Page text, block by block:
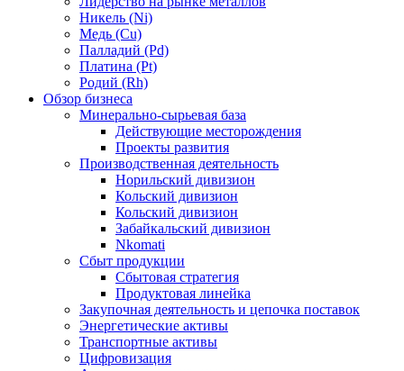
Никель (Ni)
Медь (Cu)
Палладий (Pd)
Платина (Pt)
Родий (Rh)
Обзор бизнеса
Минерально-сырьевая база
Действующие месторождения
Проекты развития
Производственная деятельность
Норильский дивизион
Кольский дивизион
Кольский дивизион
Забайкальский дивизион
Nkomati
Сбыт продукции
Сбытовая стратегия
Продуктовая линейка
Закупочная деятельность и цепочка поставок
Энергетические активы
Транспортные активы
Цифровизация